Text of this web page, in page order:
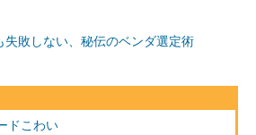
失敗しない、秘伝のベンダ選定術
ドこわい